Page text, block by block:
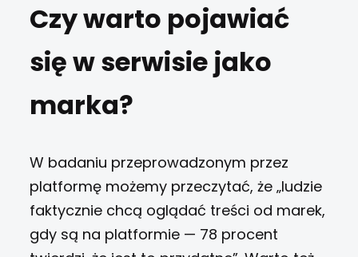
Czy warto pojawiać
się w serwisie jako
marka?
W badaniu przeprowadzonym przez
platformę możemy przeczytać, że „ludzie
faktycznie chcą oglądać treści od marek,
gdy są na platformie — 78 procent